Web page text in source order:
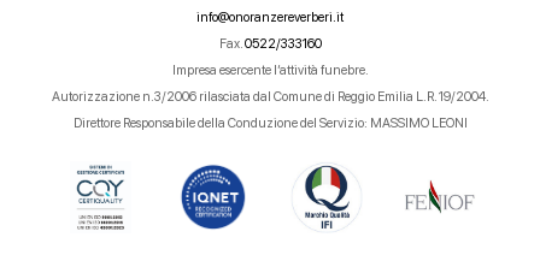
info@onoranzereverberi.it
Fax. 0522/333160
Impresa esercente l’attività funebre.
Autorizzazione n.3/2006 rilasciata dal Comune di Reggio Emilia L.R. 19/2004.
Direttore Responsabile della Conduzione del Servizio: MASSIMO LEONI